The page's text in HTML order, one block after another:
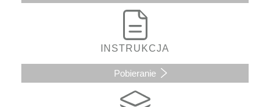
INSTRUKCJA
Pobieranie